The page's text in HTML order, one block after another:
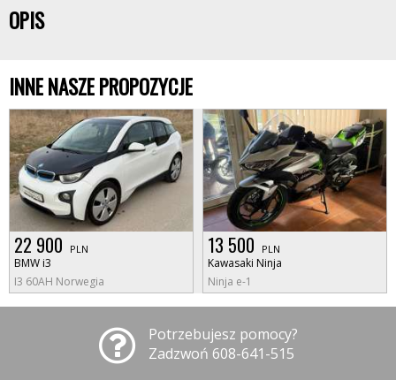
OPIS
INNE NASZE PROPOZYCJE
22 900 PLN
BMW i3
I3 60AH Norwegia
13 500 PLN
Kawasaki Ninja
Ninja e-1
Potrzebujesz pomocy?
Zadzwoń 608-641-515